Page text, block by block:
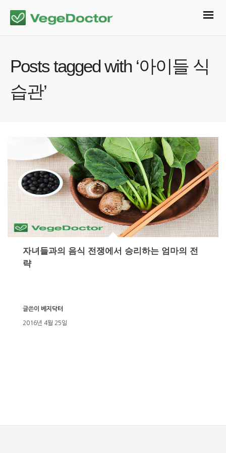
Posts tagged with ‘아이들 식
습관’
자녀들과의 음식 전쟁에서 승리하는 엄마의 전
략
2016년 4월 25일
글쓴이 베지닥터